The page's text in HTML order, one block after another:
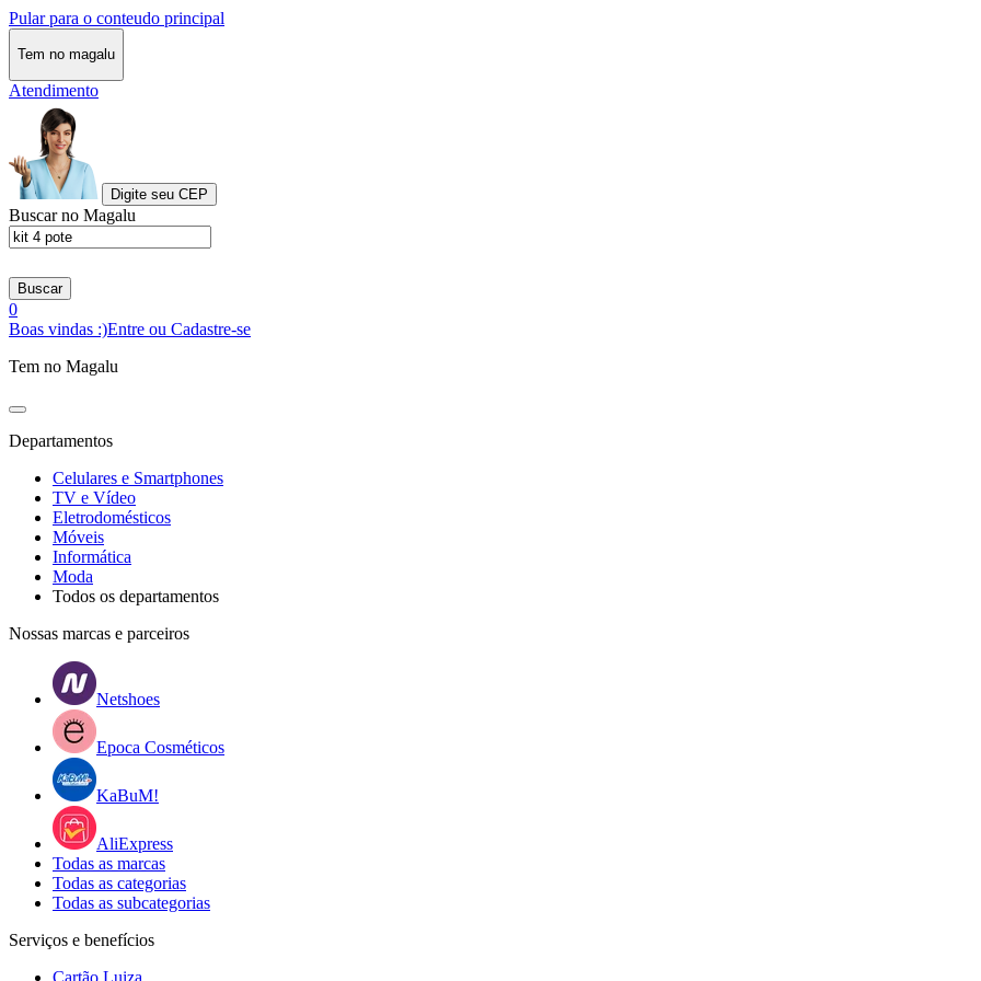
Pular para o conteudo principal
Tem no magalu
Atendimento
Digite seu CEP
Buscar no Magalu
Buscar
0
Boas vindas :)Entre ou Cadastre-se
Tem no Magalu
Departamentos
Celulares e Smartphones
TV e Vídeo
Eletrodomésticos
Móveis
Informática
Moda
Todos os departamentos
Nossas marcas e parceiros
Netshoes
Epoca Cosméticos
KaBuM!
AliExpress
Todas as marcas
Todas as categorias
Todas as subcategorias
Serviços e benefícios
Cartão Luiza